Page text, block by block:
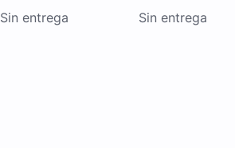
Sin entrega Sin entrega